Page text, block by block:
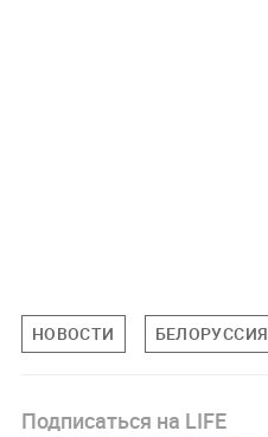
НОВОСТИ БЕЛОРУССИЯ
Подписаться на LIFE